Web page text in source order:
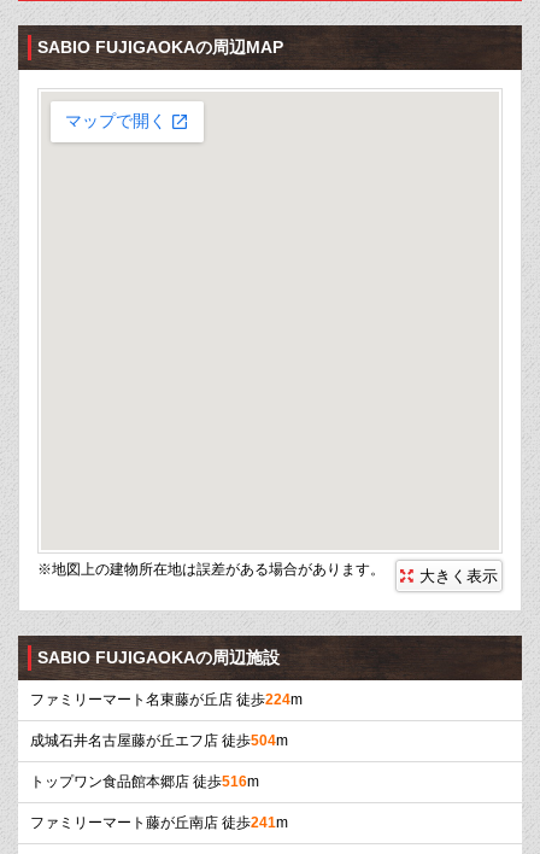
SABIO FUJIGAOKAの周辺MAP
※地図上の建物所在地は誤差がある場合があります。 大きく表示
SABIO FUJIGAOKAの周辺施設
ファミリーマート名東藤が丘店 徒歩224m
成城石井名古屋藤が丘エフ店 徒歩504m
トップワン食品館本郷店 徒歩516m
ファミリーマート藤が丘南店 徒歩241m